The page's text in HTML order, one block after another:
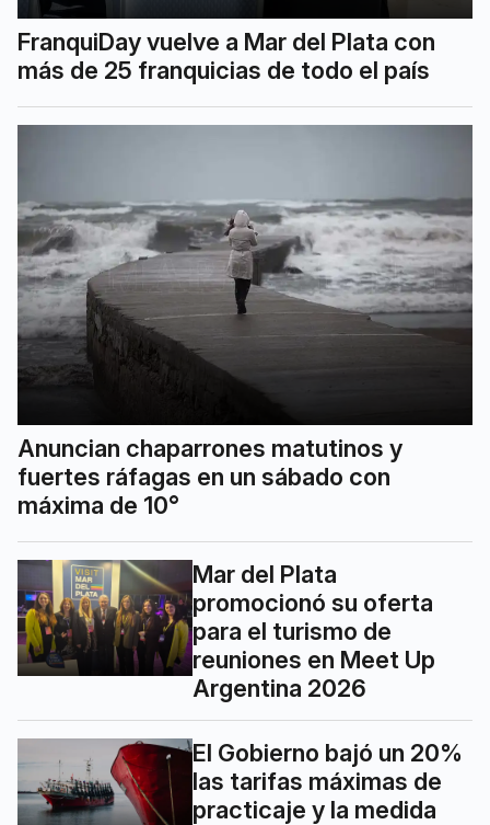
FranquiDay vuelve a Mar del Plata con
más de 25 franquicias de todo el país
Anuncian chaparrones matutinos y
fuertes ráfagas en un sábado con
máxima de 10°
Mar del Plata
promocionó su oferta
para el turismo de
reuniones en Meet Up
Argentina 2026
El Gobierno bajó un 20%
las tarifas máximas de
practicaje y la medida